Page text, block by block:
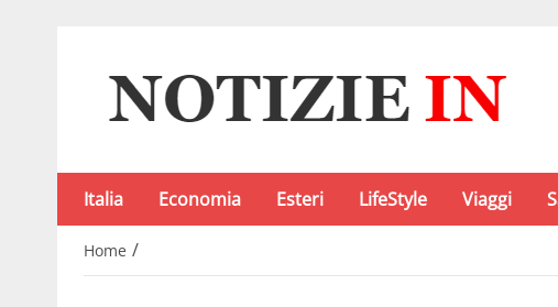
Italia Economia Esteri LifeStyle Viaggi
Home /